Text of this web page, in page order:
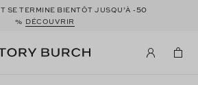
SE TERMINE BIENTÔT JUSQU’À -50
% DÉCOUVRIR